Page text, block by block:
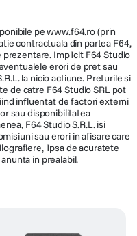
pewww.f64.ro(prin
contractuala din partea F64,
Implicit F64 Studio
erori de pret sau
la nicio actiune. Preturile si
de catre F64 Studio SRL pot
influentat de factori externi
sau disponibilitatea
F64 Studio S.R.L. isi
sau erori in afisare care
lipsa de acuratete
in prealabil.